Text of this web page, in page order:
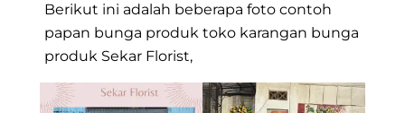
Berikut ini adalah beberapa foto contoh
papan bunga produk toko karangan bunga
produk Sekar Florist,